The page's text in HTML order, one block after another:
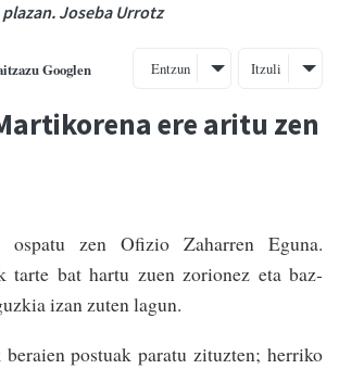
Joseba Urrotz
Googlen Entzun Itzuli
ere aritu zen
ospatu zen Ofizio Zaha­rren Eguna.
tarte bat hartu zuen zorionez eta baz­
izan zuten lagun.
postuak paratu zituzten; herriko